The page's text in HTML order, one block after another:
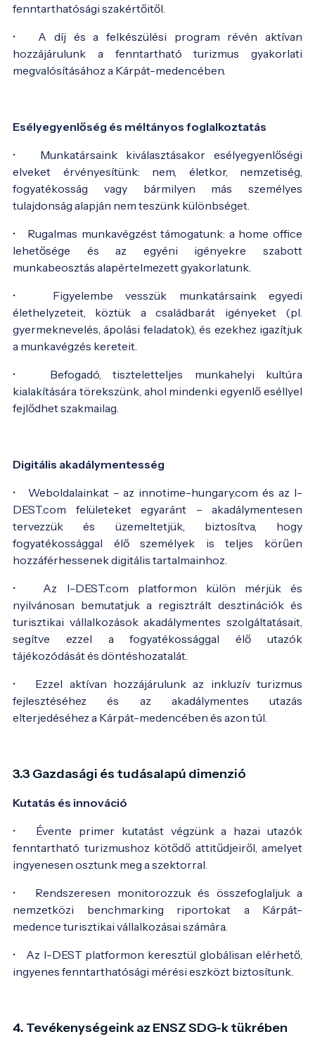
fenntarthatósági szakértőitől.
• A díj és a felkészülési program révén aktívan
hozzájárulunk a fenntartható turizmus gyakorlati
megvalósításához a Kárpát-medencében.
Esélyegyenlőség és méltányos foglalkoztatás
• Munkatársaink kiválasztásakor esélyegyenlőségi
elveket érvényesítünk: nem, életkor, nemzetiség,
fogyatékosság vagy bármilyen más személyes
tulajdonság alapján nem teszünk különbséget.
• Rugalmas munkavégzést támogatunk: a home office
lehetősége és az egyéni igényekre szabott
munkabeosztás alapértelmezett gyakorlatunk.
• Figyelembe vesszük munkatársaink egyedi
élethelyzeteit, köztük a családbarát igényeket (pl.
gyermeknevelés, ápolási feladatok), és ezekhez igazítjuk
a munkavégzés kereteit.
• Befogadó, tiszteletteljes munkahelyi kultúra
kialakítására törekszünk, ahol mindenki egyenlő eséllyel
fejlődhet szakmailag.
Digitális akadálymentesség
• Weboldalainkat – az innotime-hungary.com és az I-
DEST.com felületeket egyaránt – akadálymentesen
tervezzük és üzemeltetjük, biztosítva, hogy
fogyatékossággal élő személyek is teljes körűen
hozzáférhessenek digitális tartalmainhoz.
• Az I-DEST.com platformon külön mérjük és
nyilvánosan bemutatjuk a regisztrált desztinációk és
turisztikai vállalkozások akadálymentes szolgáltatásait,
segítve ezzel a fogyatékossággal élő utazók
tájékozódását és döntéshozatalát.
• Ezzel aktívan hozzájárulunk az inkluzív turizmus
fejlesztéséhez és az akadálymentes utazás
elterjedéséhez a Kárpát-medencében és azon túl.
3.3 Gazdasági és tudásalapú dimenzió
Kutatás és innováció
• Évente primer kutatást végzünk a hazai utazók
fenntartható turizmushoz kötődő attitűdjeiről, amelyet
ingyenesen osztunk meg a szektorral.
• Rendszeresen monitorozzuk és összefoglaljuk a
nemzetközi benchmarking riportokat a Kárpát-
medence turisztikai vállalkozásai számára.
• Az I-DEST platformon keresztül globálisan elérhető,
ingyenes fenntarthatósági mérési eszközt biztosítunk.
4. Tevékenységeink az ENSZ SDG-k tükrében